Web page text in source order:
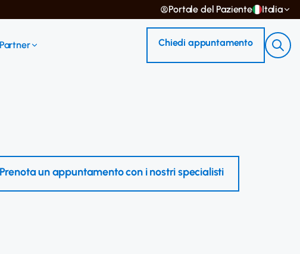
Portale del Paziente Italia
Chiedi appuntamento
Prenota un appuntamento con i nostri specialisti